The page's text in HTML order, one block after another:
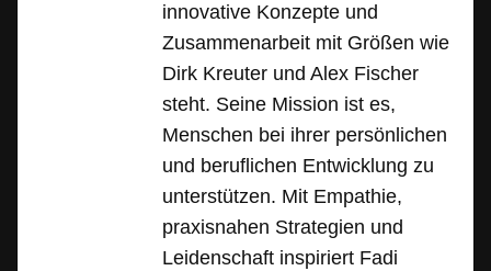
innovative Konzepte und
Zusammenarbeit mit Größen wie
Dirk Kreuter und Alex Fischer
steht. Seine Mission ist es,
Menschen bei ihrer persönlichen
und beruflichen Entwicklung zu
unterstützen. Mit Empathie,
praxisnahen Strategien und
Leidenschaft inspiriert Fadi